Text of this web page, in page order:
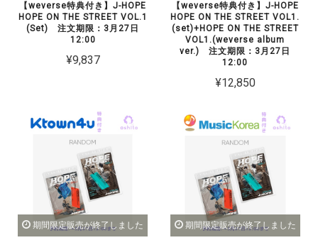
【weverse特典付き】J-HOPE
HOPE ON THE STREET VOL.1
(Set) 注文期限：3月27日
12:00
¥9,837
【weverse特典付き】J-HOPE
HOPE ON THE STREET VOL1.
(set)+HOPE ON THE STREET
VOL1.(weverse album
ver.) 注文期限：3月27日
12:00
¥12,850
期間限定販売が終了しました 期間限定販売が終了しました